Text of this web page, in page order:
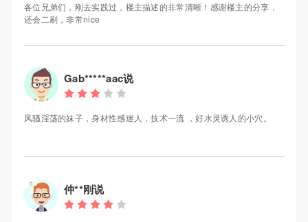
各位兄弟们，刚去实践过，楼主描述的非常清晰！感谢楼主的分享，
还会二刷，非常nice
Gab*****aac说
风骚淫荡的妹子，身材性感迷人，技术一流 ，好水灵诱人的小穴。
仲**刚说